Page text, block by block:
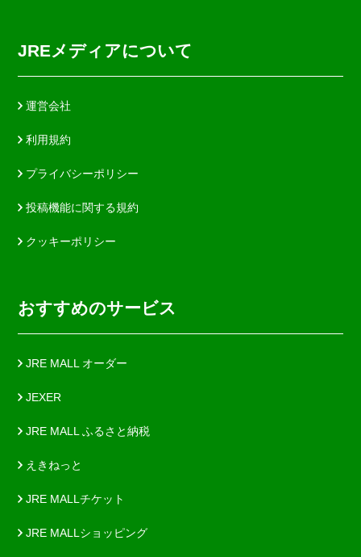
JREメディアについて
運営会社
利用規約
プライバシーポリシー
投稿機能に関する規約
クッキーポリシー
おすすめのサービス
JRE MALL オーダー
JEXER
JRE MALL ふるさと納税
えきねっと
JRE MALLチケット
JRE MALLショッピング